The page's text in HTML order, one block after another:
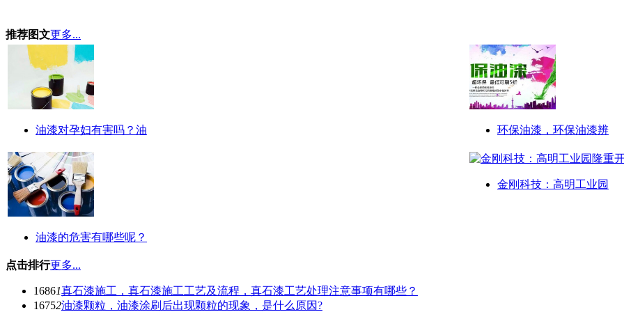
推荐图文更多...
油漆对孕妇有害吗？油 环保油漆，环保油漆辨
油漆的危害有哪些呢？
金刚科技：高明工业园
点击排行更多...
16861真石漆施工，真石漆施工工艺及流程，真石漆工艺处理注意事项有哪些？
16752油漆颗粒，油漆涂刷后出现颗粒的现象，是什么原因?